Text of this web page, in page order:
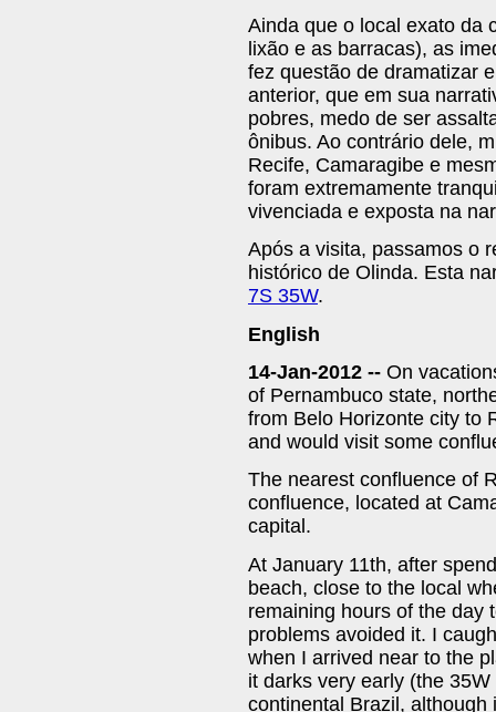
Ainda que o local exato da
lixão e as barracas), as
fez questão de dramatizar
anterior, que em sua
pobres, medo de ser
ônibus. Ao contrário dele,
Recife, Camaragibe e
foram extremamente
vivenciada e exposta na
Após a visita, passamos o
histórico de Olinda. Esta
7S 35W.
English
14-Jan-2012 -- On
of Pernambuco state,
from Belo Horizonte city to
and would visit some
The nearest confluence of
confluence, located at
capital.
At January 11th, after
beach, close to the local
remaining hours of the day
problems avoided it. I
when I arrived near to the
it darks very early (the
continental Brazil,